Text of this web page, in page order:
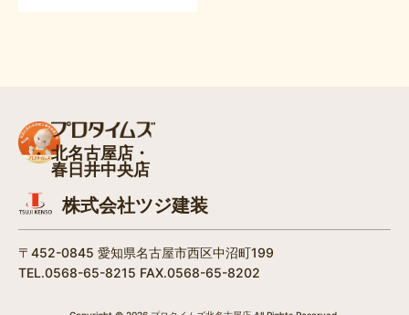
北名古屋店・
春日井中央店
株式会社ツジ建装
〒452-0845 愛知県名古屋市西区中沼町199
TEL.0568-65-8215 FAX.0568-65-8202